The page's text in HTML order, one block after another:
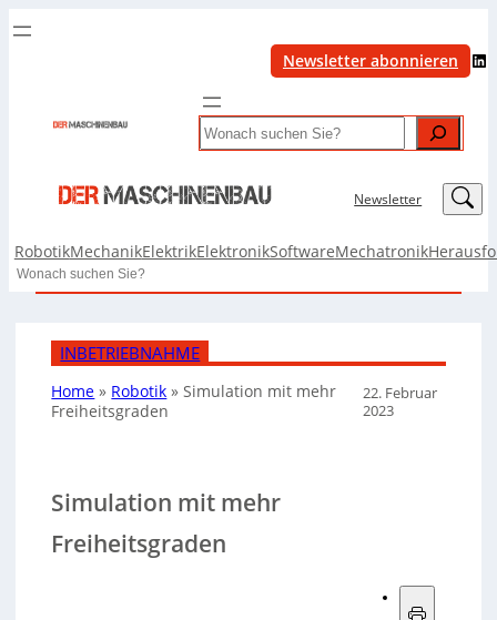
Newsletter abonnieren LinkedIn
Search
Newsletter LinkedIn
RobotikMechanikElektrikElektronikSoftwareMechatronik
Search
INBETRIEBNAHME
Home » Robotik »Simulation mit mehr
Freiheitsgraden
22. Februar
2023
Simulation mit mehr
Freiheitsgraden